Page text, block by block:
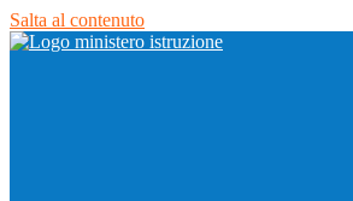
Salta al contenuto